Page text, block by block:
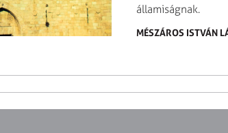
államiságnak.
MÉSZÁROS ISTVÁN